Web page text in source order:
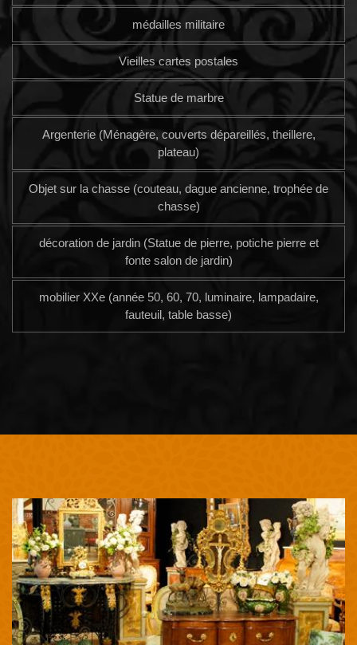
médailles militaire
Vieilles cartes postales
Statue de marbre
Argenterie (Ménagère, couverts dépareillés, theillere,
plateau)
Objet sur la chasse (couteau, dague ancienne, trophée de
chasse)
décoration de jardin (Statue de pierre, potiche pierre et
fonte salon de jardin)
mobilier XXe (année 50, 60, 70, luminaire, lampadaire,
fauteuil, table basse)